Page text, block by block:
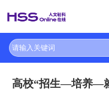
高校“招生—培养—